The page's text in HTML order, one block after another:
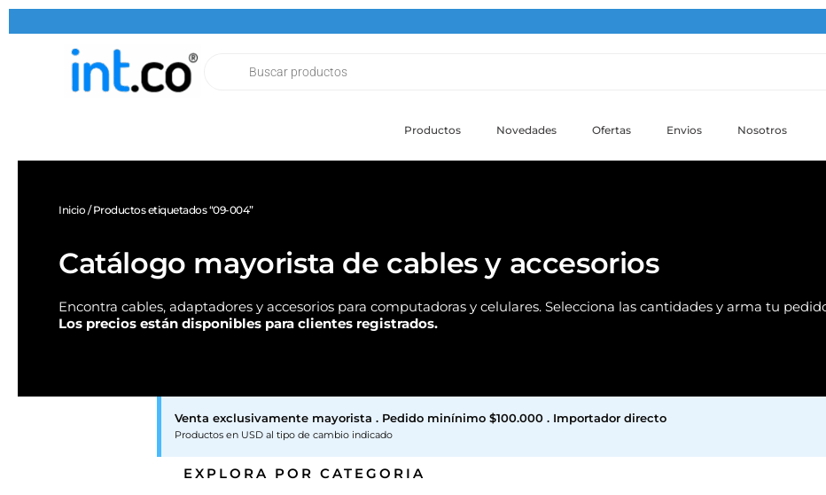
Productos Novedades Ofertas Envios Nosotros
Inicio / Productos etiquetados “09-004”
Catálogo mayorista de cables y accesorios
Encontra cables, adaptadores y accesorios para computadoras y celulares. Selecciona las cantidades y arma tu
Los precios están disponibles para clientes registrados.
Venta exclusivamente mayorista . Pedido minínimo $100.000 . Importador directo
Productos en USD al tipo de cambio indicado
EXPLORA POR CATEGORIA